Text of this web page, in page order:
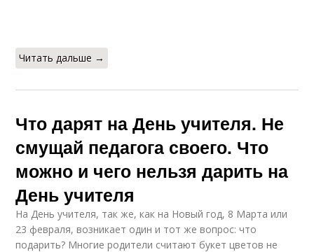
Читать дальше →
Что дарят на День учителя. Не
смущай педагога своего. Что
можно и чего нельзя дарить на
День учителя
На День учителя, так же, как на Новый год, 8 Марта или
23 февраля, возникает один и тот же вопрос: что
подарить? Многие родители считают букет цветов не